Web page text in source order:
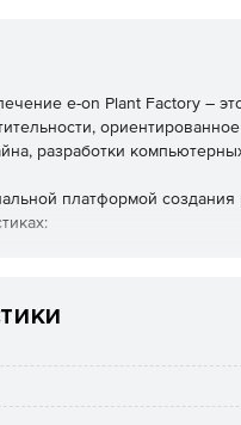
e-on Plant Factory –
разработки
платформой создания
поведению.